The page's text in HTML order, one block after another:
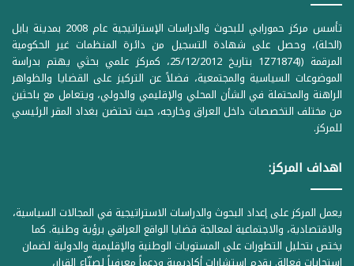
تأسس مركز حمورابي للبحوث والدراسات الإستراتيجية عام 2008 بمدينة بابل
(الحلة)، وحصل على شهادة التسجيل من دائرة المنظمات غير الحكومية
المرقمة ((1Z71874 بتاريخ 25/12/2012، كمركز علمي بحثي يهتم بدراسة
الموضوعات السياسية والمجتمعية، فضلاً عن التركيز على القضايا والظواهر
الراهنة والمحتملة في الشأن المحلي والإقليمي والدولي، ويتعامل مع باحثين
من مختلف التخصصات داخل العراق وخارجه، حيث تحتضن بغداد المقر الرئيسي
للمركز.
اهداف المركز:
يعمل المركز على إعداد البحوث والدراسات الاستراتيجية في المجالات السياسية،
والاقتصادية، والاجتماعية لمعالجة قضايا الواقع العراقي برؤية وطنية. كما
يختص بتحليل التطورات على المستويات الوطنية والإقليمية والدولية لضمان